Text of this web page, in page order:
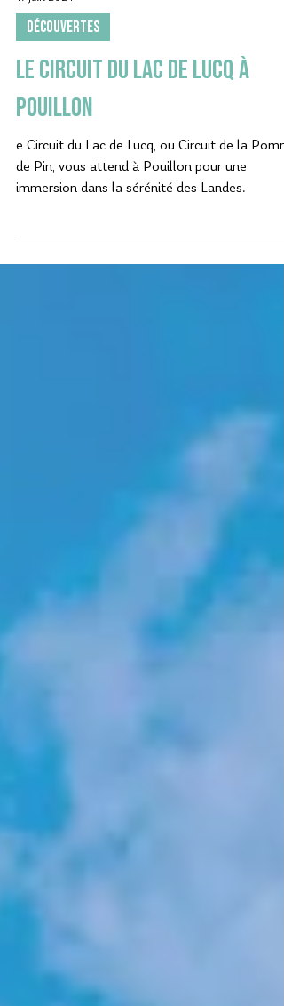
DÉCOUVERTES
Le Circuit du Lac de Lucq à
Pouillon
e Circuit du Lac de Lucq, ou Circuit de la
immersion dans la sérénité des Landes.